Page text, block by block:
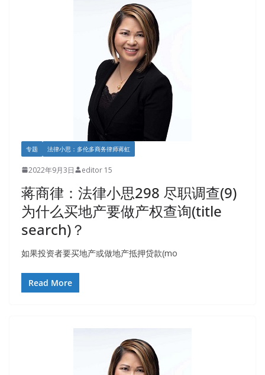
专题 法律小思：多伦多商务律师蒋虹
2022年9月3日 editor 15
蒋商律：法律小思298 尽职调查(9)
为什么买地产要做产权查询(title
search)？
如果投资者要买地产或做地产抵押贷款(mo
Read More